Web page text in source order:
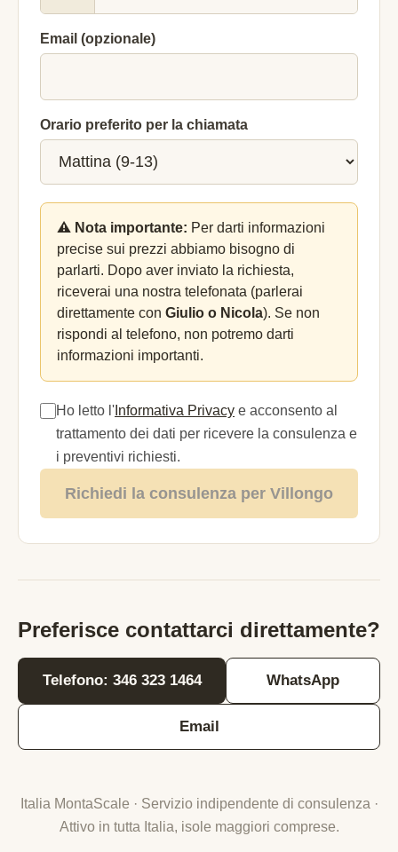
Email (opzionale)
Orario preferito per la chiamata
⚠️ Nota importante: Per darti informazioni
precise sui prezzi abbiamo bisogno di
parlarti. Dopo aver inviato la richiesta,
riceverai una nostra telefonata (parlerai
direttamente con Giulio o Nicola). Se non
rispondi al telefono, non potremo darti
informazioni importanti.
Ho letto l' Informativa Privacy e acconsento al
trattamento dei dati per ricevere la consulenza e
i preventivi richiesti.
Richiedi la consulenza per Villongo
Preferisce contattarci direttamente?
Telefono: 346 323 1464 WhatsApp
Email
Italia MontaScale · Servizio indipendente di consulenza ·
Attivo in tutta Italia, isole maggiori comprese.